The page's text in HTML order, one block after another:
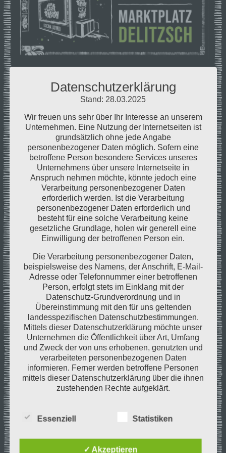
Delitzsch meets
#conlocapasion
Kategorie EVENT
Am 24.06. kochen wir mit verrückter Leidenschaft,
auf dem deliziösen Abendmarkt in der Stadt
Delitzsch. Ab 16.00 Uhr öffnen wir die Klappe
unserer#cocinalatino. Wir sehen uns am
#streetfoodtrailer
Post
navigation
vorheriger Beitrag Post
navigation
nächster Beitrag
Datenschutzerklärung
Stand: 28.03.2025
Wir freuen uns sehr über Ihr Interesse an unserem
Unternehmen. Eine Nutzung der Internetseiten ist
grundsätzlich ohne jede Angabe
personenbezogener Daten möglich. Sofern eine
betroffene Person besondere Services unseres
Unternehmens über unsere Internetseite in
Anspruch nehmen möchte, könnte jedoch eine
Verarbeitung personenbezogener Daten
erforderlich werden. Ist die Verarbeitung
personenbezogener Daten erforderlich und
besteht für eine solche Verarbeitung keine
gesetzliche Grundlage, holen wir generell eine
Einwilligung der betroffenen Person ein.
Die Verarbeitung personenbezogener Daten,
beispielsweise des Namens, der Anschrift, E-Mail-
Adresse oder Telefonnummer einer betroffenen
Person, erfolgt stets im Einklang mit der
Datenschutz-Grundverordnung und in
Übereinstimmung mit den für uns geltenden
landesspezifischen Datenschutzbestimmungen.
Mittels dieser Datenschutzerklärung möchte unser
Unternehmen die Öffentlichkeit über Art, Umfang
und Zweck der von uns erhobenen, genutzten und
verarbeiteten personenbezogenen Daten
informieren. Ferner werden betroffene Personen
mittels dieser Datenschutzerklärung über die ihnen
zustehenden Rechte aufgeklärt.
zahlreiche technische und organisatorische
verarbeiteten personenbezogenen Daten
Essenziell Statistiken
✓ Akzeptieren